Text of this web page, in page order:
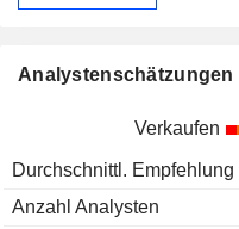
Analystenschätzungen
Verkaufen
Durchschnittl. Empfehlung
Anzahl Analysten